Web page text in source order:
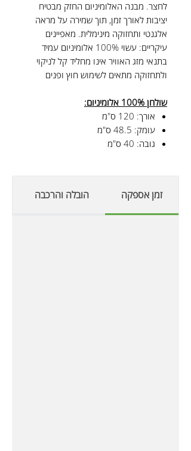
לחצר. מבנה האלומיניום החזק מבטיח
יציבות לאורך זמן, תוך שמירה על מראה
אלגנטי ותחזוקה מינימלית. מאפיינים
עיקריים: עשוי 100% אלומיניום עמיד
בתנאי מזג האוויר אינו מחליד קל לניקוי
ולתחזוקה מתאים לשימוש חוץ ופנים
שולחן 100% אלומיניום:
אורך: 120 ס"מ
עומק: 48.5 ס"מ
גובה: 40 ס"מ
זמן אספקה הובלה והרכבה